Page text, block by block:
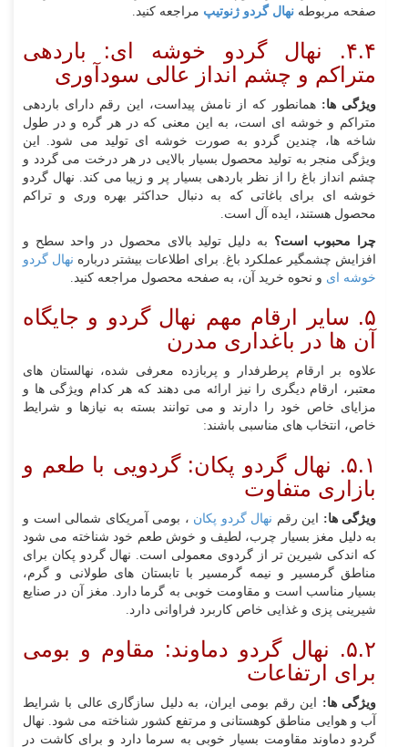
صفحه مربوطه نهال گردو ژنوتیپ مراجعه کنید.
۴.۴. نهال گردو خوشه‌ ای: باردهی
متراکم و چشم‌ انداز عالی سودآوری
ویژگی‌ ها: همانطور که از نامش پیداست، این رقم دارای باردهی
متراکم و خوشه‌ ای است، به این معنی که در هر گره و در طول
شاخه‌ ها، چندین گردو به صورت خوشه‌ ای تولید می‌ شود. این
ویژگی منجر به تولید محصول بسیار بالایی در هر درخت می‌ گردد و
چشم‌ انداز باغ را از نظر باردهی بسیار پر و زیبا می‌ کند. نهال گردو
خوشه‌ ای برای باغاتی که به دنبال حداکثر بهره‌ وری و تراکم
محصول هستند، ایده‌ آل است.
چرا محبوب است؟ به دلیل تولید بالای محصول در واحد سطح و
افزایش چشمگیر عملکرد باغ. برای اطلاعات بیشتر درباره نهال گردو
خوشه‌ ای و نحوه خرید آن، به صفحه محصول مراجعه کنید.
۵. سایر ارقام مهم نهال گردو و جایگاه
آن‌ ها در باغداری مدرن
علاوه بر ارقام پرطرفدار و پربازده معرفی شده، نهالستان‌ های
معتبر، ارقام دیگری را نیز ارائه می‌ دهند که هر کدام ویژگی‌ ها و
مزایای خاص خود را دارند و می‌ توانند بسته به نیازها و شرایط
خاص، انتخاب‌ های مناسبی باشند:
۵.۱. نهال گردو پکان: گردویی با طعم و
بازاری متفاوت
ویژگی‌ ها: این رقم نهال گردو پکان ، بومی آمریکای شمالی است و
به دلیل مغز بسیار چرب، لطیف و خوش‌ طعم خود شناخته می‌ شود
که اندکی شیرین‌ تر از گردوی معمولی است. نهال گردو پکان برای
مناطق گرمسیر و نیمه‌ گرمسیر با تابستان‌ های طولانی و گرم،
بسیار مناسب است و مقاومت خوبی به گرما دارد. مغز آن در صنایع
شیرینی‌ پزی و غذایی خاص کاربرد فراوانی دارد.
۵.۲. نهال گردو دماوند: مقاوم و بومی
برای ارتفاعات
ویژگی‌ ها: این رقم بومی ایران، به دلیل سازگاری عالی با شرایط
آب و هوایی مناطق کوهستانی و مرتفع کشور شناخته می‌ شود. نهال
گردو دماوند مقاومت بسیار خوبی به سرما دارد و برای کاشت در